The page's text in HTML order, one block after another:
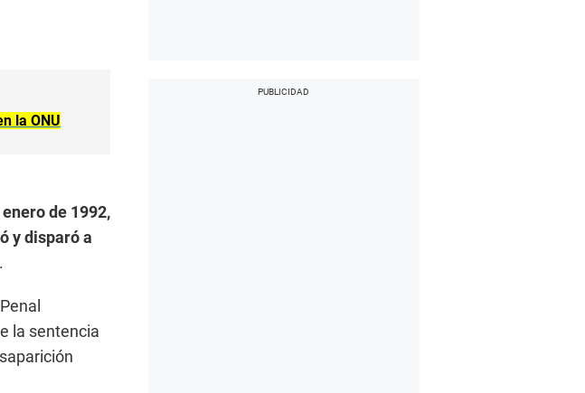
la ONU
de 1992,
y disparó a
la sentencia